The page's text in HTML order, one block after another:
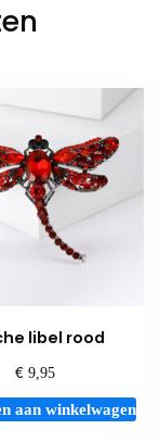
libel rood
€ 9,95
aan winkelwagen